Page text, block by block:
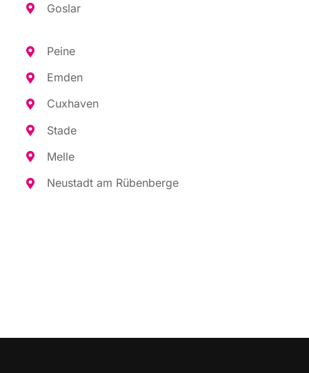
Gos­lar
Pei­ne
Emden
Cux­ha­ven
Sta­de
Mel­le
Neu­stadt am Rübenberge